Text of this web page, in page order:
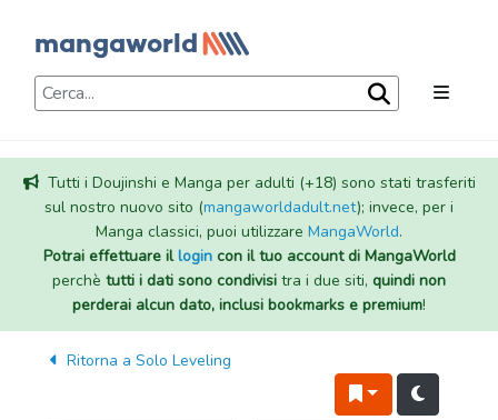
Tutti i Doujinshi e Manga per adulti (+18) sono stati trasferiti
sul nostro nuovo sito (mangaworldadult.net); invece, per i
Manga classici, puoi utilizzare MangaWorld.
Potrai effettuare illogincon il tuo account di MangaWorld
perchè tutti i dati sono condivisi tra i due siti, quindi non
perderai alcun dato, inclusi bookmarks e premium!
Ritorna a Solo Leveling